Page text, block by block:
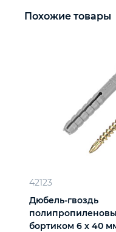
Похожие товары
42123
Дюбель-гвоздь
бортиком 6 х 40